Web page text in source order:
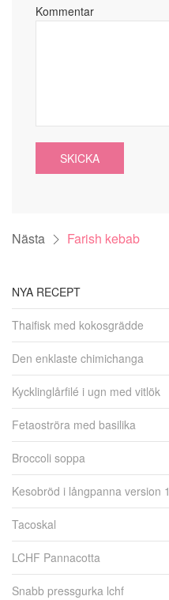
Kommentar
SKICKA
Nästa Farish kebab
NYA RECEPT
Thaifisk med kokosgrädde
Den enklaste chimichanga
Kycklinglårfilé i ugn med vitlök
Fetaoströra med basilika
Broccoli soppa
Kesobröd i långpanna version 1
Tacoskal
LCHF Pannacotta
Snabb pressgurka lchf